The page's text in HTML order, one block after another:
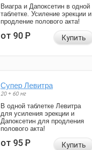
Виагра и Дапоксетин в одной
таблетке. Усиление эрекции и
продление полового акта!
от 90Р Купить
Супер Левитра
20 + 60 мг
В одной таблетке Левитра
для усиления эрекции и
Дапоксетин для продления
полового акта!
от 95Р Купить